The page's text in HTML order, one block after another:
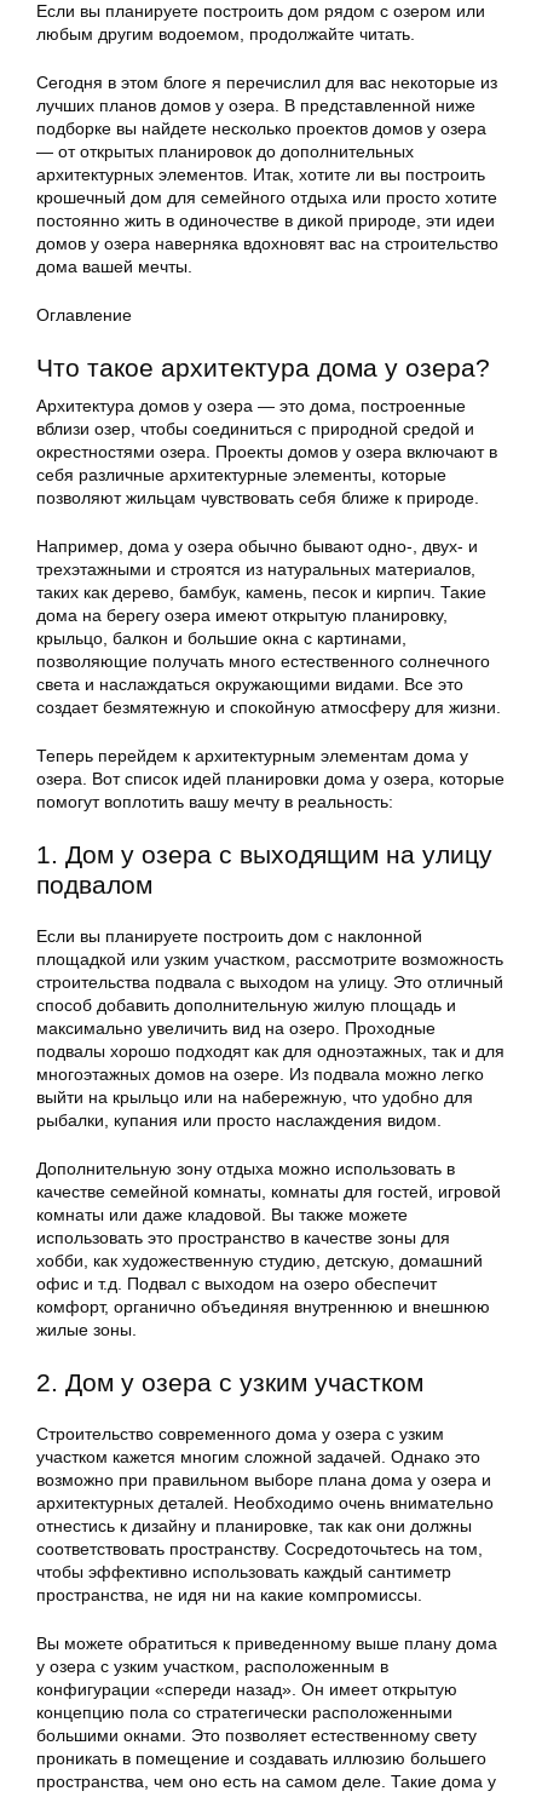
Если вы планируете построить дом рядом с озером или
любым другим водоемом, продолжайте читать.
Сегодня в этом блоге я перечислил для вас некоторые из
лучших планов домов у озера. В представленной ниже
подборке вы найдете несколько проектов домов у озера
— от открытых планировок до дополнительных
архитектурных элементов. Итак, хотите ли вы построить
крошечный дом для семейного отдыха или просто хотите
постоянно жить в одиночестве в дикой природе, эти идеи
домов у озера наверняка вдохновят вас на строительство
дома вашей мечты.
Оглавление
Что такое архитектура дома у озера?
Архитектура домов у озера — это дома, построенные
вблизи озер, чтобы соединиться с природной средой и
окрестностями озера. Проекты домов у озера включают в
себя различные архитектурные элементы, которые
позволяют жильцам чувствовать себя ближе к природе.
Например, дома у озера обычно бывают одно-, двух- и
трехэтажными и строятся из натуральных материалов,
таких как дерево, бамбук, камень, песок и кирпич. Такие
дома на берегу озера имеют открытую планировку,
крыльцо, балкон и большие окна с картинами,
позволяющие получать много естественного солнечного
света и наслаждаться окружающими видами. Все это
создает безмятежную и спокойную атмосферу для жизни.
Теперь перейдем к архитектурным элементам дома у
озера. Вот список идей планировки дома у озера, которые
помогут воплотить вашу мечту в реальность:
1. Дом у озера с выходящим на улицу
подвалом
Если вы планируете построить дом с наклонной
площадкой или узким участком, рассмотрите возможность
строительства подвала с выходом на улицу. Это отличный
способ добавить дополнительную жилую площадь и
максимально увеличить вид на озеро. Проходные
подвалы хорошо подходят как для одноэтажных, так и для
многоэтажных домов на озере. Из подвала можно легко
выйти на крыльцо или на набережную, что удобно для
рыбалки, купания или просто наслаждения видом.
Дополнительную зону отдыха можно использовать в
качестве семейной комнаты, комнаты для гостей, игровой
комнаты или даже кладовой. Вы также можете
использовать это пространство в качестве зоны для
хобби, как художественную студию, детскую, домашний
офис и т.д. Подвал с выходом на озеро обеспечит
комфорт, органично объединяя внутреннюю и внешнюю
жилые зоны.
2. Дом у озера с узким участком
Строительство современного дома у озера с узким
участком кажется многим сложной задачей. Однако это
возможно при правильном выборе плана дома у озера и
архитектурных деталей. Необходимо очень внимательно
отнестись к дизайну и планировке, так как они должны
соответствовать пространству. Сосредоточьтесь на том,
чтобы эффективно использовать каждый сантиметр
пространства, не идя ни на какие компромиссы.
Вы можете обратиться к приведенному выше плану дома
у озера с узким участком, расположенным в
конфигурации «спереди назад». Он имеет открытую
концепцию пола со стратегически расположенными
большими окнами. Это позволяет естественному свету
проникать в помещение и создавать иллюзию большего
пространства, чем оно есть на самом деле. Такие дома у